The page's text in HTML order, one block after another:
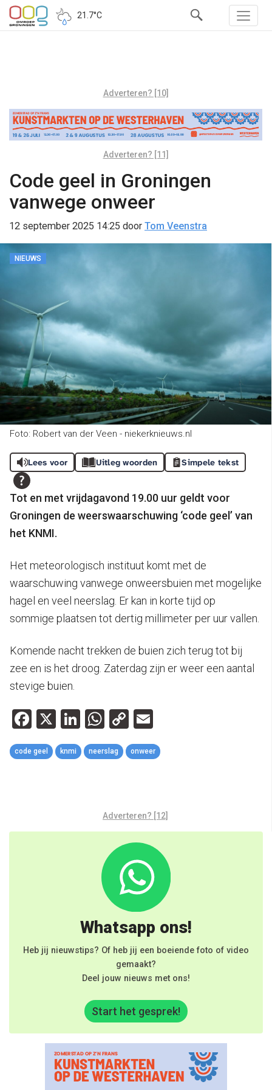
21.7°C
Adverteren? [10]
Adverteren? [11]
Code geel in Groningen
vanwege onweer
12 september 2025 14:25 door Tom Veenstra
NIEUWS
Foto: Robert van der Veen - niekerknieuws.nl
Lees voor Uitleg woorden Simpele tekst
Tot en met vrijdagavond 19.00 uur geldt voor
Groningen de weerswaarschuwing ‘code geel’ van
het KNMI.
Het meteorologisch instituut komt met de
waarschuwing vanwege onweersbuien met mogelijke
hagel en veel neerslag. Er kan in korte tijd op
sommige plaatsen tot dertig millimeter per uur vallen.
Komende nacht trekken de buien zich terug tot bij
zee en is het droog. Zaterdag zijn er weer een aantal
stevige buien.
Facebook
X LinkedIn
WhatsApp
Copy
Link
code geel knmi neerslag onweer
Adverteren? [12]
Whatsapp ons!
Heb jij nieuwstips? Of heb jij een boeiende foto of video
gemaakt?
Deel jouw nieuws met ons!
Start het gesprek!